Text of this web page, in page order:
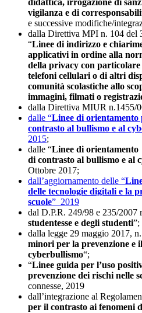
didattica, irrogazione di
vigilanza e di
e successive modifiche/
dalla Direttiva MPI n. 104 del
“Linee di indirizzo e
applicativi in ordine alla
della privacy con
telefoni cellulari o di altri
comunità scolastiche allo
immagini, filmati o
dalla Direttiva MIUR n.1455/
dalle “Linee di orientamento
contrasto al bullismo e al
2015;
dalle “Linee di orientamento
di contrasto al bullismo e al
Ottobre 2017;
dall’aggiornamento delle “
delle tecnologie digitali e la
scuole” 2019
dal D.P.R. 249/98 e 235/2007
studentesse e degli studenti”;
dalla legge 29 maggio 2017,
minori per la prevenzione e
cyberbullismo“;
“Linee guida per l’uso
prevenzione dei rischi nelle
connesse, 2019
dall’integrazione al
per il contrasto ai fenomeni